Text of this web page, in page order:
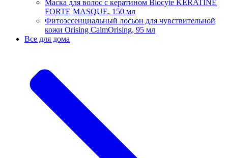
Маска для волос с кератином Biocyte KERATINE
FORTE MASQUE, 150 мл
Фитоэссенциальный лосьон для чувствительной
кожи Orising CalmOrising, 95 мл
Все для дома